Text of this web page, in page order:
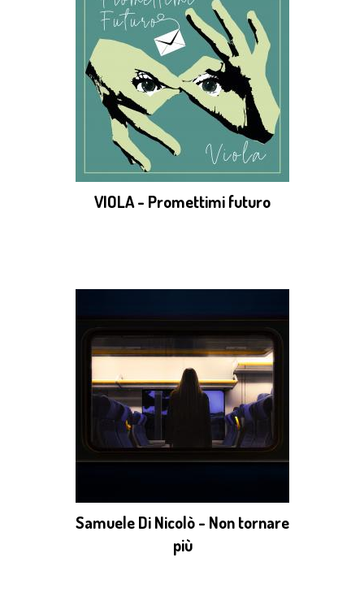
VIOLA - Promettimi futuro
Samuele Di Nicolò - Non tornare
più